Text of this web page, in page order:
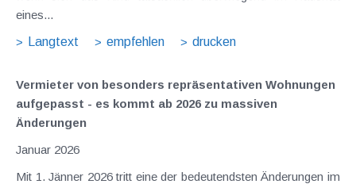
eines...
Langtext
empfehlen drucken
Vermieter von besonders repräsentativen Wohnungen
aufgepasst - es kommt ab 2026 zu massiven
Änderungen
Januar 2026
Mit 1. Jänner 2026 tritt eine der bedeutendsten Änderungen im